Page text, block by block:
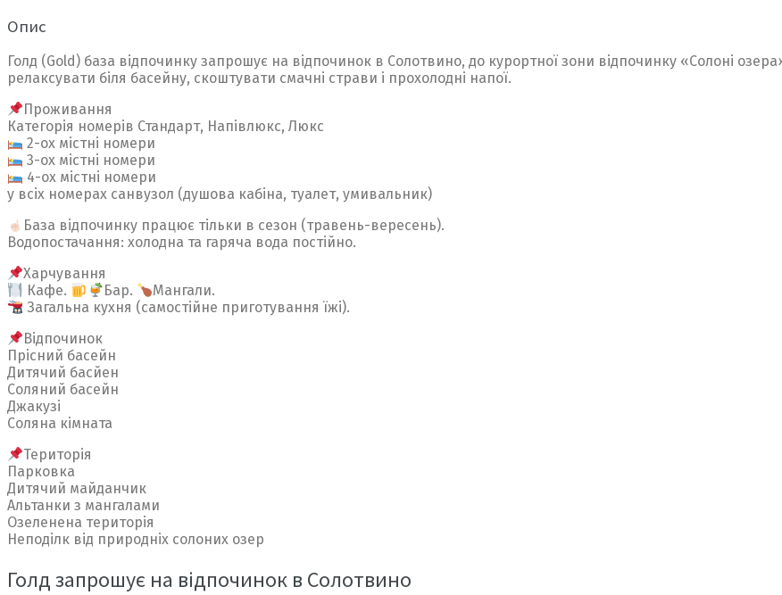
Опис
Голд (Gold) база відпочинку запрошує на відпочинок в Солотвино, до курортної зони відпочинку «Солоні
релаксувати біля басейну, скоштувати смачні страви і прохолодні напої.
Проживання
Категорія номерів Стандарт, Напівлюкс, Люкс
2-ох містні номери
3-ох містні номери
4-ох містні номери
у всіх номерах санвузол (душова кабіна, туалет, умивальник)
База відпочинку працює тільки в сезон (травень-вересень).
Водопостачання: холодна та гаряча вода постійно.
Харчування
Кафе.
Бар.
Мангали.
Загальна кухня (самостійне приготування їжі).
Відпочинок
Прісний басейн
Дитячий басйен
Соляний басейн
Джакузі
Соляна кімната
Територія
Парковка
Дитячий майданчик
Альтанки з мангалами
Озеленена територія
Неподілк від природніх солоних озер
Голд запрошує на відпочинок в Солотвино